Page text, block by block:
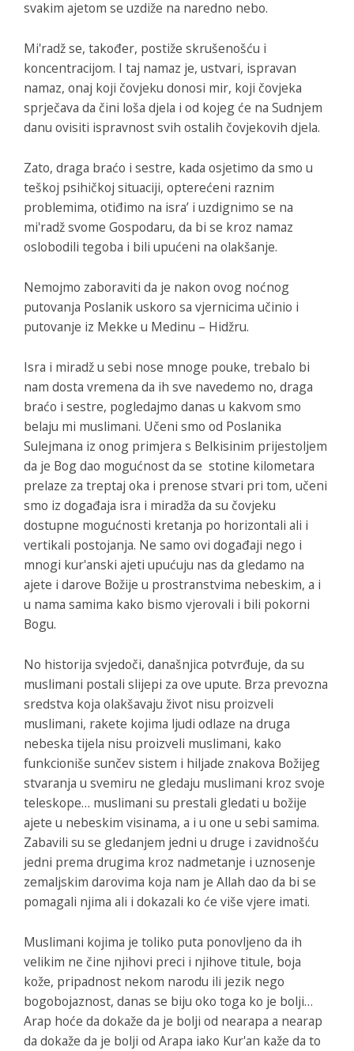
svakim ajetom se uzdiže na naredno nebo.
Mi'radž se, također, postiže skrušenošću i
koncentracijom. I taj namaz je, ustvari, ispravan
namaz, onaj koji čovjeku donosi mir, koji čovjeka
sprječava da čini loša djela i od kojeg će na Sudnjem
danu ovisiti ispravnost svih ostalih čovjekovih djela.
Zato, draga braćo i sestre, kada osjetimo da smo u
teškoj psihičkoj situaciji, opterećeni raznim
problemima, otiđimo na isra’ i uzdignimo se na
mi'radž svome Gospodaru, da bi se kroz namaz
oslobodili tegoba i bili upućeni na olakšanje.
Nemojmo zaboraviti da je nakon ovog noćnog
putovanja Poslanik uskoro sa vjernicima učinio i
putovanje iz Mekke u Medinu – Hidžru.
Isra i miradž u sebi nose mnoge pouke, trebalo bi
nam dosta vremena da ih sve navedemo no, draga
braćo i sestre, pogledajmo danas u kakvom smo
belaju mi muslimani. Učeni smo od Poslanika
Sulejmana iz onog primjera s Belkisinim prijestoljem
da je Bog dao mogućnost da se stotine kilometara
prelaze za treptaj oka i prenose stvari pri tom, učeni
smo iz događaja isra i miradža da su čovjeku
dostupne mogućnosti kretanja po horizontali ali i
vertikali postojanja. Ne samo ovi događaji nego i
mnogi kur'anski ajeti upućuju nas da gledamo na
ajete i darove Božije u prostranstvima nebeskim, a i
u nama samima kako bismo vjerovali i bili pokorni
Bogu.
No historija svjedoči, današnjica potvrđuje, da su
muslimani postali slijepi za ove upute. Brza prevozna
sredstva koja olakšavaju život nisu proizveli
muslimani, rakete kojima ljudi odlaze na druga
nebeska tijela nisu proizveli muslimani, kako
funkcioniše sunčev sistem i hiljade znakova Božijeg
stvaranja u svemiru ne gledaju muslimani kroz svoje
teleskope… muslimani su prestali gledati u božije
ajete u nebeskim visinama, a i u one u sebi samima.
Zabavili su se gledanjem jedni u druge i zavidnošću
jedni prema drugima kroz nadmetanje i uznosenje
zemaljskim darovima koja nam je Allah dao da bi se
pomagali njima ali i dokazali ko će više vjere imati.
Muslimani kojima je toliko puta ponovljeno da ih
velikim ne čine njihovi preci i njihove titule, boja
kože, pripadnost nekom narodu ili jezik nego
bogobojaznost, danas se biju oko toga ko je bolji…
Arap hoće da dokaže da je bolji od nearapa a nearap
da dokaže da je bolji od Arapa iako Kur'an kaže da to